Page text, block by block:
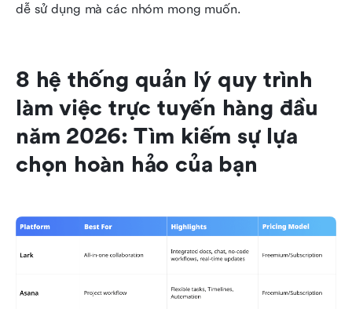
dễ sử dụng mà các nhóm mong muốn.
8 hệ thống quản lý quy trình
làm việc trực tuyến hàng đầu
năm 2026: Tìm kiếm sự lựa
chọn hoàn hảo của bạn